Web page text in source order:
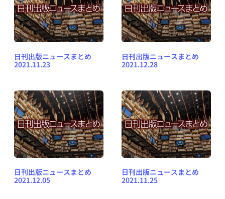
日刊出版ニュースまとめ
2021.11.23
日刊出版ニュースまとめ
2021.12.28
日刊出版ニュースまとめ
2021.12.05
日刊出版ニュースまとめ
2021.11.25